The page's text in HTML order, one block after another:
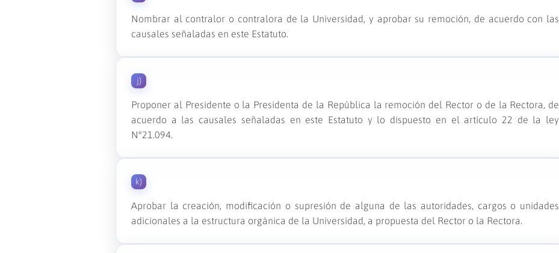
Nombrar al contralor o contralora de la Universidad, y aprobar su remoción, de acuerdo con las
causales señaladas en este Estatuto.
j)
Proponer al Presidente o la Presidenta de la República la remoción del Rector o de la Rectora, de
acuerdo a las causales señaladas en este Estatuto y lo dispuesto en el artículo 22 de la ley
N°21.094.
k)
Aprobar la creación, modificación o supresión de alguna de las autoridades, cargos o unidades
adicionales a la estructura orgánica de la Universidad, a propuesta del Rector o la Rectora.